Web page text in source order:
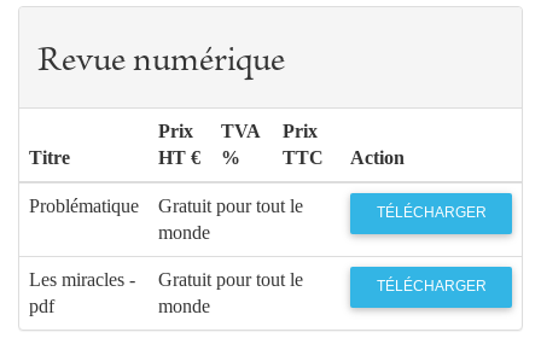
Revue numérique
Titre
Prix
HT €
TVA
%
Prix
TTC
Action
Problématique
Gratuit pour tout le
monde
TÉLÉCHARGER
Les miracles -
pdf
Gratuit pour tout le
monde
TÉLÉCHARGER